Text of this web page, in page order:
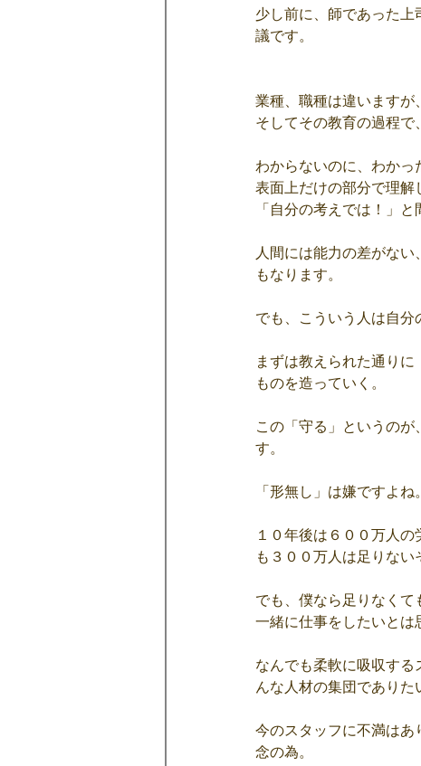
少し前に、師であった
議です。
業種、職種は違いますが
そしてその教育の過程で
わからないのに、わかっ
表面上だけの部分で理解
「自分の考えでは！」
人間には能力の差がな
もなります。
でも、こういう人は自分
まずは教えられた通り
ものを造っていく。
この「守る」というの
す。
「形無し」は嫌ですよね。
１０年後は６００万人
も３００万人は足りない
でも、僕なら足りなくて
一緒に仕事をしたいとは
なんでも柔軟に吸収す
んな人材の集団でありた
今のスタッフに不満はあ
念の為。